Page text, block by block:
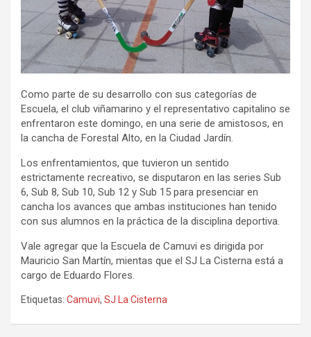
Como parte de su desarrollo con sus categorías de
Escuela, el club viñamarino y el representativo capitalino se
enfrentaron este domingo, en una serie de amistosos, en
la cancha de Forestal Alto, en la Ciudad Jardín.
Los enfrentamientos, que tuvieron un sentido
estrictamente recreativo, se disputaron en las series Sub
6, Sub 8, Sub 10, Sub 12 y Sub 15 para presenciar en
cancha los avances que ambas instituciones han tenido
con sus alumnos en la práctica de la disciplina deportiva.
Vale agregar que la Escuela de Camuvi es dirigida por
Mauricio San Martín, mientas que el SJ La Cisterna está a
cargo de Eduardo Flores.
Etiquetas: Camuvi, SJ La Cisterna